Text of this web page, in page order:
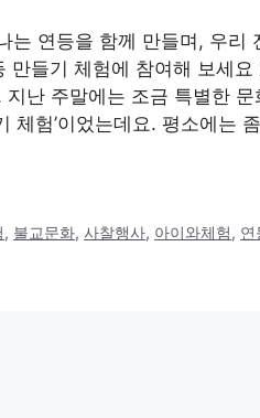
는 연등을 함께 만들며, 우리
만들기 체험에 참여해 보세
난 주말에는 조금 특별한
체험’이었는데요. 평소에는
, 불교문화,사찰행사, 아이와체험, 연